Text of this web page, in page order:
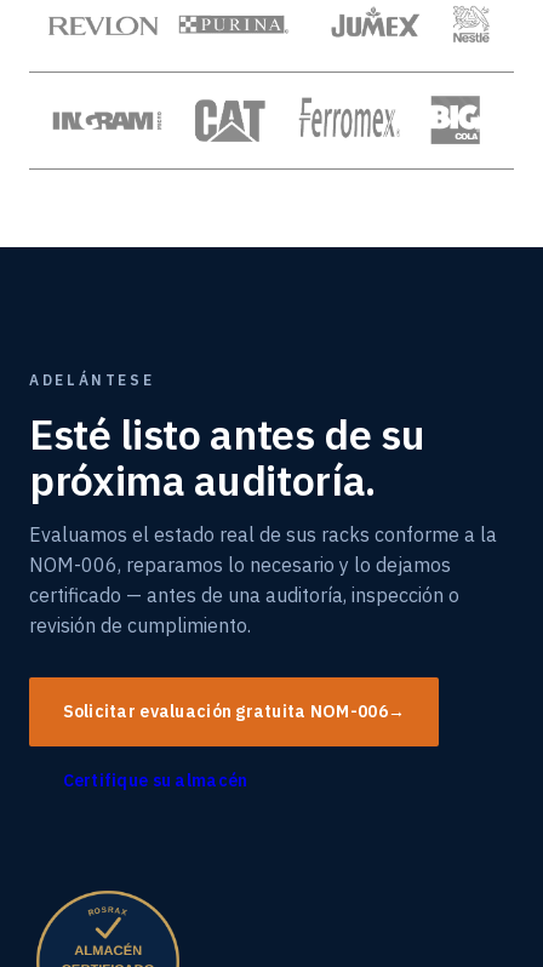
ADELÁNTESE
Esté listo antes de su
próxima auditoría.
Evaluamos el estado real de sus racks conforme a la
NOM-006, reparamos lo necesario y lo dejamos
certificado — antes de una auditoría, inspección o
revisión de cumplimiento.
Solicitar evaluación gratuita NOM-006→
Certifique su almacén